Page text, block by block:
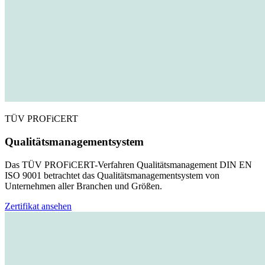
TÜV PROFiCERT
Qualitätsmanagementsystem
Das TÜV PROFiCERT-Verfahren Qualitätsmanagement DIN EN
ISO 9001 betrachtet das Qualitätsmanagementsystem von
Unternehmen aller Branchen und Größen.
Zertifikat ansehen